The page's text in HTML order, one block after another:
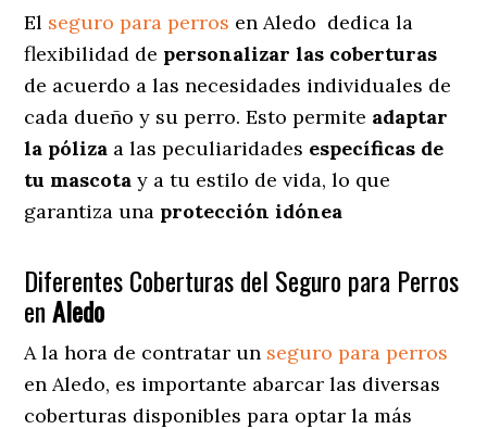
El seguro para perros en Aledo dedica la
flexibilidad de personalizar las coberturas
de acuerdo a las necesidades individuales de
cada dueño y su perro. Esto permite adaptar
la póliza a las peculiaridades específicas de
tu mascota y a tu estilo de vida, lo que
garantiza una protección idónea
Diferentes Coberturas del Seguro para Perros
en Aledo
A la hora de contratar un seguro para perros
en Aledo, es importante abarcar las diversas
coberturas disponibles para optar la más